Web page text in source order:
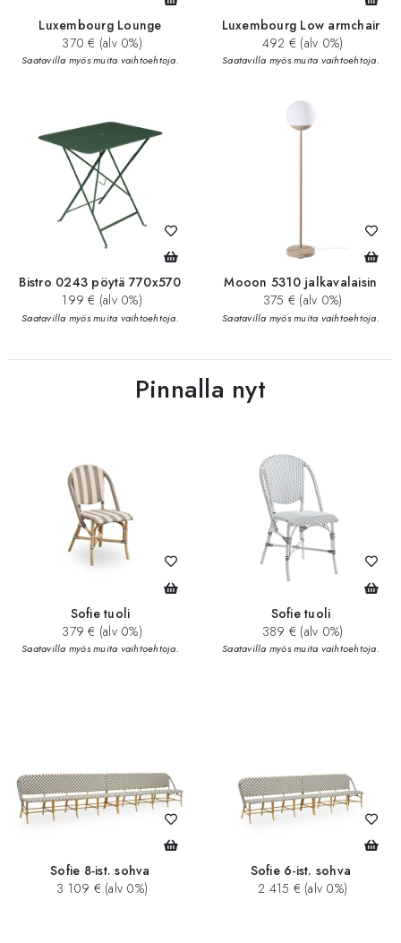
Luxembourg Lounge
370 € (alv 0%)
Saatavilla myös muita vaihtoehtoja.
Luxembourg Low armchair
492 € (alv 0%)
Saatavilla myös muita vaihtoehtoja.
Bistro 0243 pöytä 770x570
199 € (alv 0%)
Saatavilla myös muita vaihtoehtoja.
Mooon 5310 jalkavalaisin
375 € (alv 0%)
Saatavilla myös muita vaihtoehtoja.
Pinnalla nyt
Sofie tuoli
379 € (alv 0%)
Saatavilla myös muita vaihtoehtoja.
Sofie tuoli
389 € (alv 0%)
Saatavilla myös muita vaihtoehtoja.
Sofie 8-ist. sohva
3 109 € (alv 0%)
Sofie 6-ist. sohva
2 415 € (alv 0%)